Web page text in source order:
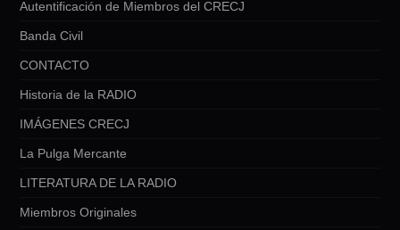
Autentificación de Miembros del CRECJ
Banda Civil
CONTACTO
Historia de la RADIO
IMÁGENES CRECJ
La Pulga Mercante
LITERATURA DE LA RADIO
Miembros Originales